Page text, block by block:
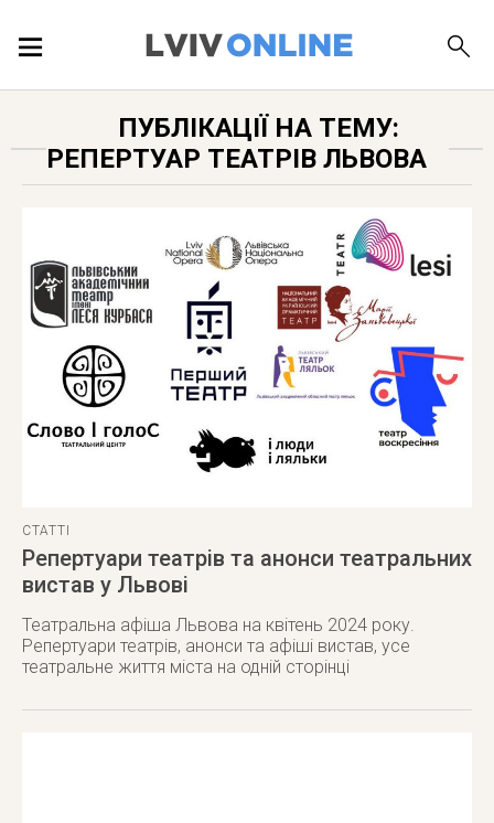
ЛОКАЦІЇ
ПУБЛІКАЦІЇ
ДОВІДКА
ПУБЛІКАЦІЇ НА ТЕМУ:
РЕПЕРТУАР ТЕАТРІВ ЛЬВОВА
СТАТТІ
Репертуари театрів та анонси театральних
вистав у Львові
Театральна афіша Львова на квітень 2024 року.
Репертуари театрів, анонси та афіші вистав, усе
театральне життя міста на одній сторінці